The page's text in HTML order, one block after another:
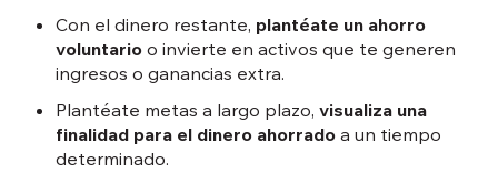
Con el dinero restante, plantéate un ahorro
voluntario o invierte en activos que te generen
ingresos o ganancias extra.
Plantéate metas a largo plazo, visualiza una
finalidad para el dinero ahorrado a un tiempo
determinado.